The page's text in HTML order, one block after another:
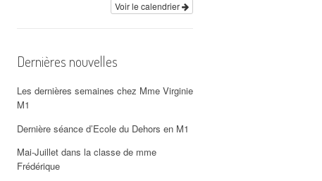
ARCHIVES
PHOTOS
Voir le calendrier
Dernières nouvelles
Les dernières semaines chez Mme Virginie
M1
Dernière séance d’Ecole du Dehors en M1
Mai-Juillet dans la classe de mme
Frédérique